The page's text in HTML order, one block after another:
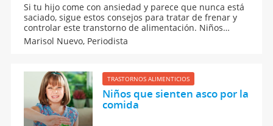
Si tu hijo come con ansiedad y parece que nunca está
saciado, sigue estos consejos para tratar de frenar y
controlar este transtorno de alimentación. Niños
ansiosos con la comida. Es importante conocer cuál es
el origen de su ansiedad para ayudarles a controlar su
Marisol Nuevo, Periodista
TRASTORNOS ALIMENTICIOS
Niños que sienten asco por la
comida